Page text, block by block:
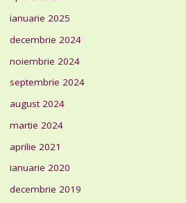
ianuarie 2025
decembrie 2024
noiembrie 2024
septembrie 2024
august 2024
martie 2024
aprilie 2021
ianuarie 2020
decembrie 2019